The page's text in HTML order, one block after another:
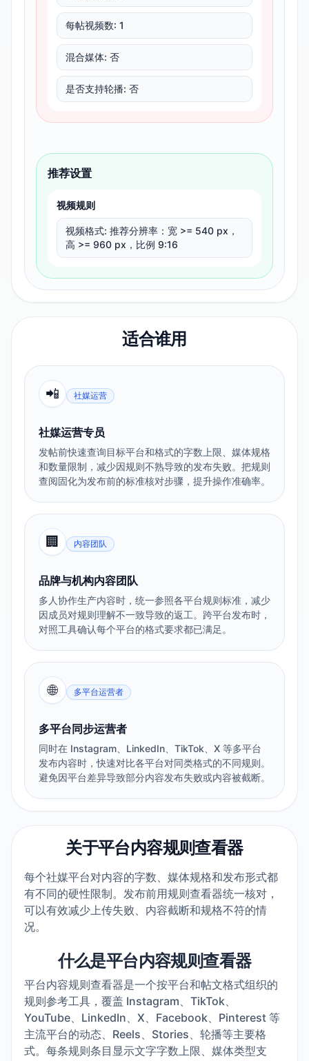
每帖视频数: 1
混合媒体: 否
是否支持轮播: 否
推荐设置
视频规则
视频格式: 推荐分辨率：宽 >= 540 px，
高 >= 960 px，比例 9:16
适合谁用
📲 社媒运营
社媒运营专员
发帖前快速查询目标平台和格式的字数上限、媒体规格
和数量限制，减少因规则不熟导致的发布失败。把规则
查阅固化为发布前的标准核对步骤，提升操作准确率。
🏢 内容团队
品牌与机构内容团队
多人协作生产内容时，统一参照各平台规则标准，减少
因成员对规则理解不一致导致的返工。跨平台发布时，
对照工具确认每个平台的格式要求都已满足。
🌐 多平台运营者
多平台同步运营者
同时在 Instagram、LinkedIn、TikTok、X 等多平台
发布内容时，快速对比各平台对同类格式的不同规则。
避免因平台差异导致部分内容发布失败或内容被截断。
关于平台内容规则查看器
每个社媒平台对内容的字数、媒体规格和发布形式都
有不同的硬性限制。发布前用规则查看器统一核对，
可以有效减少上传失败、内容截断和规格不符的情
况。
什么是平台内容规则查看器
平台内容规则查看器是一个按平台和帖文格式组织的
规则参考工具，覆盖 Instagram、TikTok、
YouTube、LinkedIn、X、Facebook、Pinterest 等
主流平台的动态、Reels、Stories、轮播等主要格
式。每条规则条目显示文字字数上限、媒体类型支